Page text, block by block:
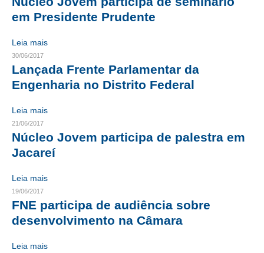
ACORDOS, CONVENÇÕES E DISSÍDIOS
CONTRIBUIÇÕES
CONTRIBUIÇÃO ASSISTENCIAL
CONTRIBUIÇÃO ASSOCIATIVA OU ANUIDADE DE SÓCIO
CONTRIBUIÇÃO SINDICAL URBANA
REVISÃO DE APOSENTADORIA
LEGISLAÇÃO
em Presidente Prudente
Leia mais
30/06/2017
Lançada Frente Parlamentar da
Engenharia no Distrito Federal
Leia mais
21/06/2017
Núcleo Jovem participa de palestra em
Jacareí
Leia mais
19/06/2017
FNE participa de audiência sobre
desenvolvimento na Câmara
Leia mais